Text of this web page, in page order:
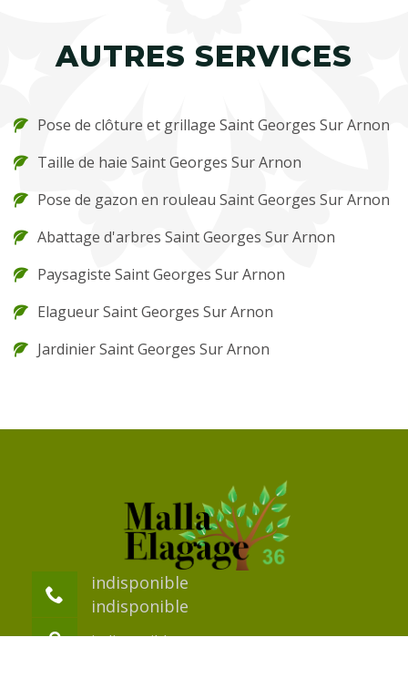
AUTRES SERVICES
Pose de clôture et grillage Saint Georges Sur Arnon
Taille de haie Saint Georges Sur Arnon
Pose de gazon en rouleau Saint Georges Sur Arnon
Abattage d'arbres Saint Georges Sur Arnon
Paysagiste Saint Georges Sur Arnon
Elagueur Saint Georges Sur Arnon
Jardinier Saint Georges Sur Arnon
indisponible
indisponible
indisponible